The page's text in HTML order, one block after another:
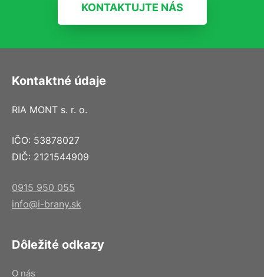
KONTAKTUJTE NÁS
Kontaktné údaje
RIA MONT s. r. o.
IČO: 53878027
DIČ: 2121544909
0915 950 055
info@i-brany.sk
Dôležité odkazy
O nás